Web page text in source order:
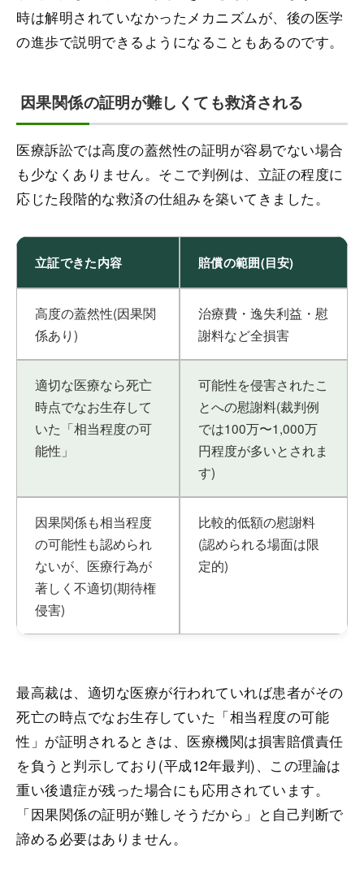
時は解明されていなかったメカニズムが、後の医学
の進歩で説明できるようになることもあるのです。
因果関係の証明が難しくても救済される
医療訴訟では高度の蓋然性の証明が容易でない場合
も少なくありません。そこで判例は、立証の程度に
応じた段階的な救済の仕組みを築いてきました。
立証できた内容 賠償の範囲(目安)
高度の蓋然性(因果関
係あり)
治療費・逸失利益・慰
謝料など全損害
適切な医療なら死亡
時点でなお生存して
いた「相当程度の可
能性」
可能性を侵害されたこ
とへの慰謝料(裁判例
では100万〜1,000万
円程度が多いとされま
す)
因果関係も相当程度
の可能性も認められ
ないが、医療行為が
著しく不適切(期待権
侵害)
比較的低額の慰謝料
(認められる場面は限
定的)
最高裁は、適切な医療が行われていれば患者がその
死亡の時点でなお生存していた「相当程度の可能
性」が証明されるときは、医療機関は損害賠償責任
を負うと判示しており(平成12年最判)、この理論は
重い後遺症が残った場合にも応用されています。
「因果関係の証明が難しそうだから」と自己判断で
諦める必要はありません。